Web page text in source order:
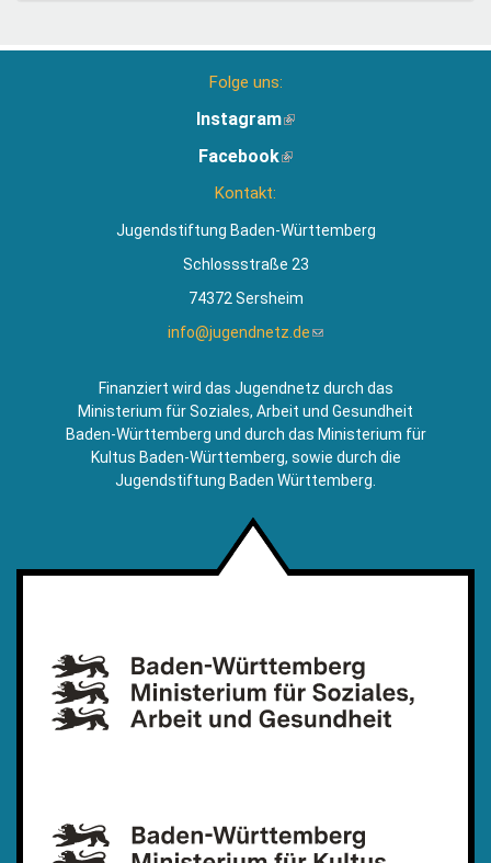
Folge uns:
Instagram(Link
extern)
Facebook(Link
Kontakt:
Jugendstiftung Baden-Württemberg
Schlossstraße 23
74372 Sersheim
info@jugendnetz.de(Link
Mail)
Finanziert wird das Jugendnetz durch das
Ministerium für Soziales, Arbeit und Gesundheit
Baden-Württemberg und durch das Ministerium für
Kultus Baden-Württemberg, sowie durch die
Jugendstiftung Baden Württemberg.